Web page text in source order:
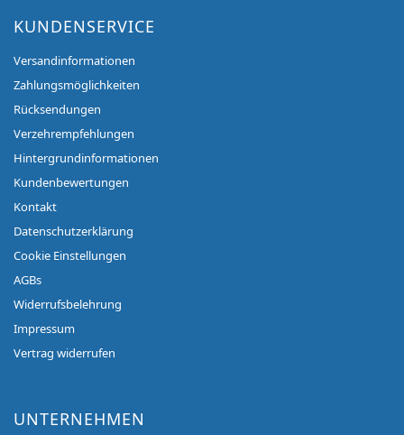
KUNDENSERVICE
Versandinformationen
Zahlungsmöglichkeiten
Rücksendungen
Verzehrempfehlungen
Hintergrundinformationen
Kundenbewertungen
Kontakt
Datenschutzerklärung
Cookie Einstellungen
AGBs
Widerrufsbelehrung
Impressum
Vertrag widerrufen
UNTERNEHMEN